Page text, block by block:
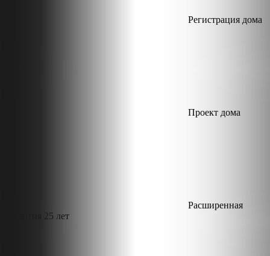
Регистрация дома
Проект дома
Расширенная
гарантия 25 лет